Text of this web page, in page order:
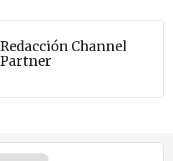
Redacción Channel
Partner